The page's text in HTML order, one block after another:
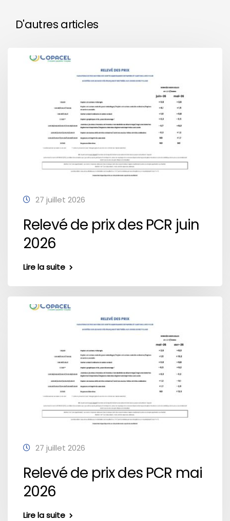
D'autres articles
27 juillet 2026
Relevé de prix des PCR juin
2026
Lire la suite
27 juillet 2026
Relevé de prix des PCR mai
2026
Lire la suite